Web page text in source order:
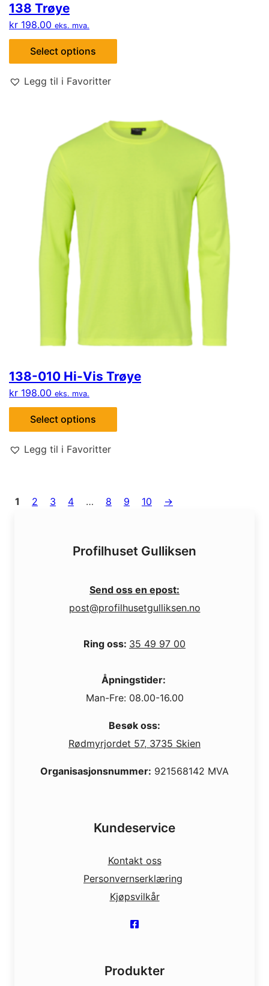
138 Trøye
kr 198.00 eks. mva.
Select options
Legg til i Favoritter
138-010 Hi-Vis Trøye
kr 198.00 eks. mva.
Select options
Legg til i Favoritter
1 2 3 4 … 8 9 10 →
Profilhuset Gulliksen
Send oss en epost:
post@profilhusetgulliksen.no
Ring oss: 35 49 97 00
Åpningstider:
Man-Fre: 08.00-16.00
Besøk oss:
Rødmyrjordet 57, 3735 Skien
Organisasjonsnummer: 921568142 MVA
Kundeservice
Kontakt oss
Personvernserklæring
Kjøpsvilkår
Produkter